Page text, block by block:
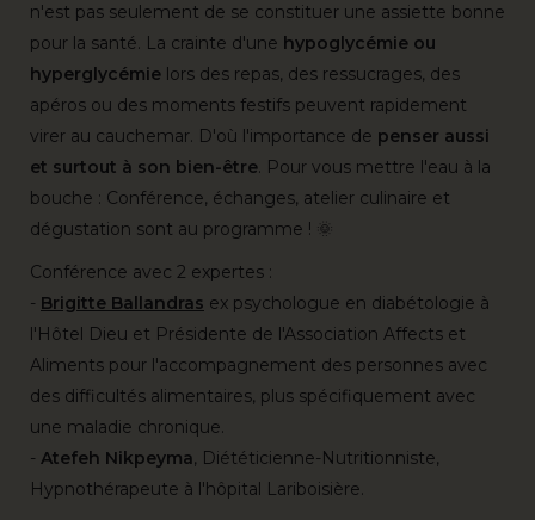
n'est pas seulement de se constituer une assiette bonne
pour la santé. La crainte d'une hypoglycémie ou
hyperglycémie lors des repas, des ressucrages, des
apéros ou des moments festifs peuvent rapidement
virer au cauchemar. D'où l'importance de penser aussi
et surtout à son bien-être. Pour vous mettre l'eau à la
bouche : Conférence, échanges, atelier culinaire et
dégustation sont au programme ! 🌞
Conférence avec 2 expertes :
- Brigitte Ballandras ex psychologue en diabétologie à
l'Hôtel Dieu et Présidente de l'Association Affects et
Aliments pour l'accompagnement des personnes avec
des difficultés alimentaires, plus spécifiquement avec
une maladie chronique.
- Atefeh Nikpeyma, Diététicienne-Nutritionniste,
Hypnothérapeute à l'hôpital Lariboisière.